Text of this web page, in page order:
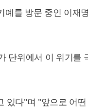
를 방문 중인 이재
단위에서 이 위기를
다"며 "앞으로 어